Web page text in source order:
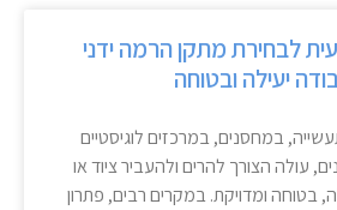
לבחירת מתקן הרמה ידני
יעילה ובטוחה
במחסנים, במרכזים לוגיסטיים
עולה הצורך להרים ולהעביר ציוד או
בטוחה ומדויקת. במקרים רבים, פתרון